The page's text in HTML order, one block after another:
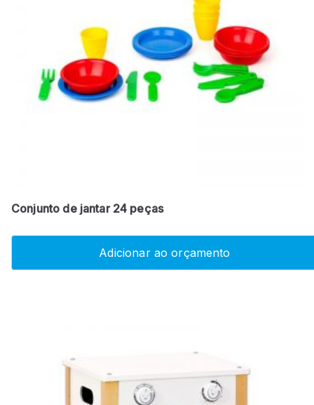
Conjunto de jantar 24 peças
Adicionar ao orçamento